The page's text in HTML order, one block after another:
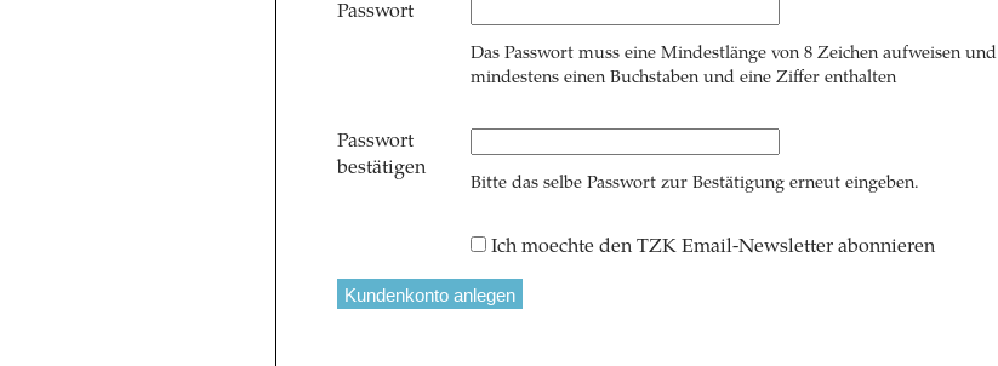
Passwort
Das Passwort muss eine Mindestlänge von 8 Zeichen aufweisen und
mindestens einen Buchstaben und eine Ziffer enthalten
Passwort
bestätigen
Bitte das selbe Passwort zur Bestätigung erneut eingeben.
Ich moechte den TZK Email-Newsletter abonnieren